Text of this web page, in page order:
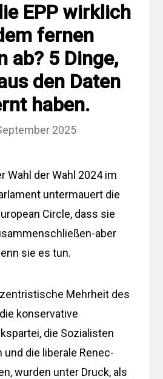
EPP wirklich
fernen
ab? 5 Dinge,
den Daten
haben.
2025
Wahl der Wahl 2024 im
untermauert die
Circle, dass sie
aber
sie es tun.
Mehrheit des
konservative
die Sozialisten
und die liberale Renec-
wurden unter Druck, als